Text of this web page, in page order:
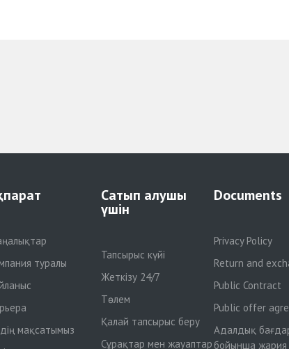
туралы
мақсатымыз
Сатып алушы
үшін
Тапсырыс күйі
Жеткізу 24/7
Төлем
Қалай тапсырыс беру
Сұрақтар мен жауаптар
Documents
Privacy Policy
Return and
Public Contract
Public offer
Адалдық
бойынша